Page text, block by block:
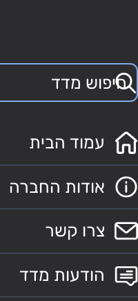
עמוד הבית
אודות החברה
צרו קשר
הודעות מדד